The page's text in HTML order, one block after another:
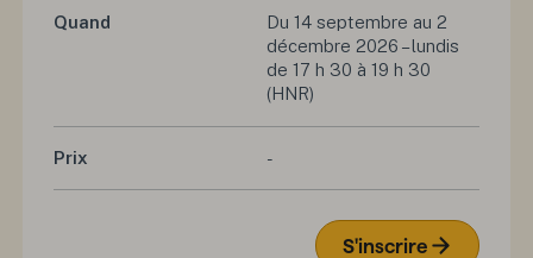
Quand
Du 14 septembre au 2
décembre 2026 – lundis
de 17 h 30 à 19 h 30
(HNR)
Prix -
S'inscrire